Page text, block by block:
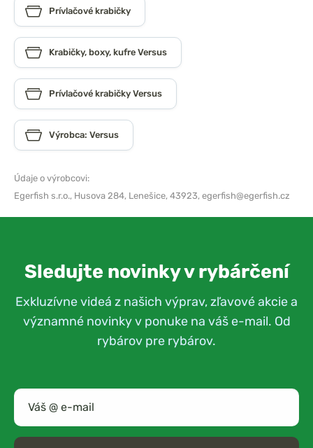
Prívlačové krabičky
Krabičky, boxy, kufre Versus
Prívlačové krabičky Versus
Výrobca: Versus
Údaje o výrobcovi:
Egerfish s.r.o., Husova 284, Lenešice, 43923, egerfish@egerfish.cz
Sledujte novinky v rybárčení
Exkluzívne videá z našich výprav, zľavové akcie a
významné novinky v ponuke na váš e-mail. Od
rybárov pre rybárov.